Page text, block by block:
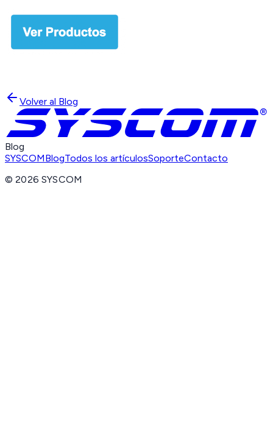
Volver al Blog
Blog
SYSCOMBlogTodos los artículosSoporteContacto
©2026 SYSCOM